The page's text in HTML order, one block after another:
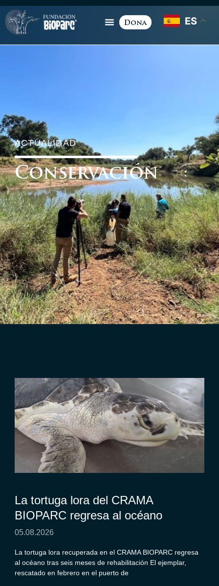
Dona ES
ACTUALIDAD
Conservación
La tortuga lora del CRAMA
BIOPARC regresa al océano
05.08.2026
La tortuga lora recuperada en el CRAMA BIOPARC regresa
al océano tras seis meses de rehabilitación El ejemplar,
rescatado en febrero en el puerto de